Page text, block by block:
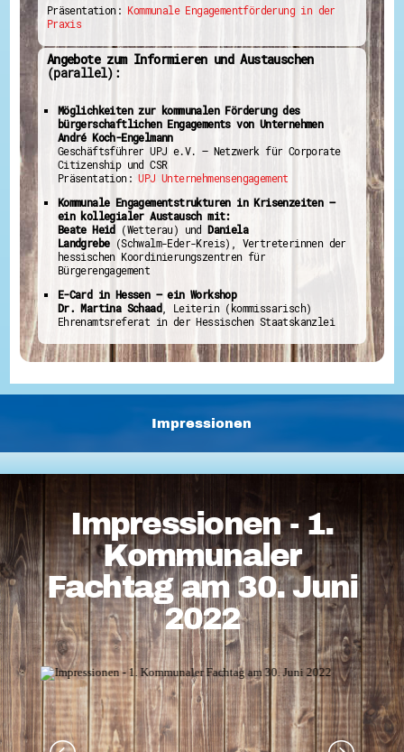
Präsentation: Kommunale Engagementförderung in der
Praxis
Angebote zum Informieren und Austauschen
(parallel):
Möglichkeiten zur kommunalen Förderung des
bürgerschaftlichen Engagements von Unternehmen
André Koch-Engelmann
Geschäftsführer UPJ e.V. – Netzwerk für Corporate
Citizenship und CSR
Präsentation:UPJ Unternehmensengagement
Kommunale Engagementstrukturen in Krisenzeiten –
ein kollegialer Austausch mit:
Beate Heid
(Wetterau) undDaniela
Landgrebe (Schwalm-Eder-Kreis), Vertreterinnen der
hessischen Koordinierungszentren für
Bürgerengagement
E-Card in Hessen – ein Workshop
Dr. Martina Schaad , Leiterin (kommissarisch)
Ehrenamtsreferat in der Hessischen Staatskanzlei
Impressionen
Impressionen - 1.
Kommunaler
Fachtag am 30. Juni
2022